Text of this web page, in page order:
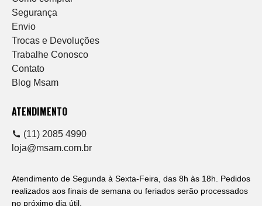
Segurança
Envio
Trocas e Devoluções
Trabalhe Conosco
Contato
Blog Msam
ATENDIMENTO
(11) 2085 4990
loja@msam.com.br
Atendimento de Segunda à Sexta-Feira, das 8h às 18h. Pedidos
realizados aos finais de semana ou feriados serão processados
no próximo dia útil.